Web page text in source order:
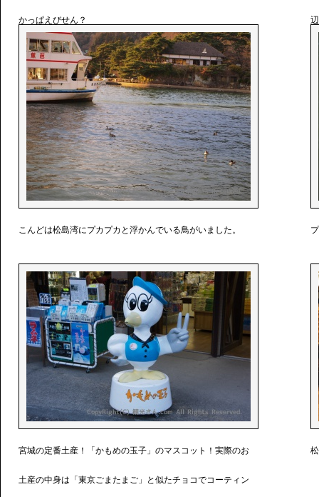
かっぱえびせん？
こんどは松島湾にプカプカと浮かんでいる鳥がいました。
宮城の定番土産！「かもめの玉子」のマスコット！実際のお
土産の中身は「東京ごまたまご」と似たチョコでコーティン